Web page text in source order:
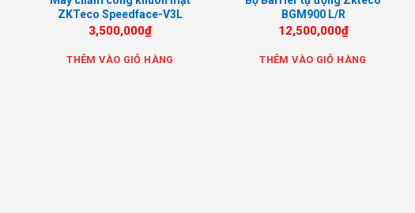
ZKTeco Speedface-V3L
3,500,000₫
THÊM VÀO GIỎ HÀNG
BGM900 L/R
12,500,000₫
THÊM VÀO GIỎ HÀNG